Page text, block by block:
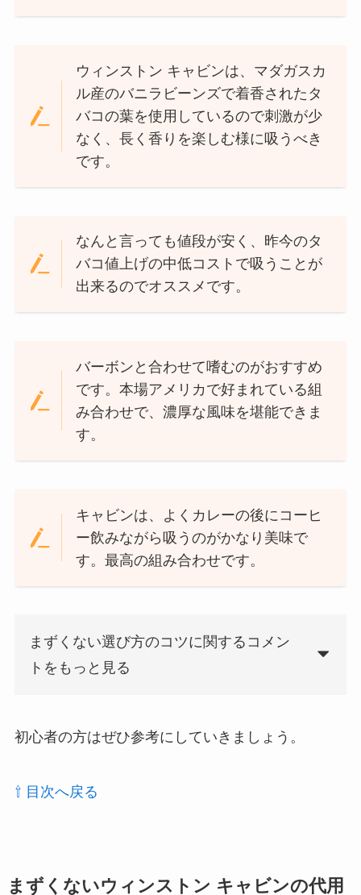
ウィンストン キャビンは、マダガスカ
ル産のバニラビーンズで着香されたタ
バコの葉を使用しているので刺激が少
なく、長く香りを楽しむ様に吸うべき
です。
なんと言っても値段が安く、昨今のタ
バコ値上げの中低コストで吸うことが
出来るのでオススメです。
バーボンと合わせて嗜むのがおすすめ
です。本場アメリカで好まれている組
み合わせで、濃厚な風味を堪能できま
す。
キャビンは、よくカレーの後にコーヒ
ー飲みながら吸うのがかなり美味で
す。最高の組み合わせです。
まずくない選び方のコツに関するコメン
トをもっと見る
初心者の方はぜひ参考にしていきましょう。
⇧ 目次へ戻る
まずくないウィンストン キャビンの代用